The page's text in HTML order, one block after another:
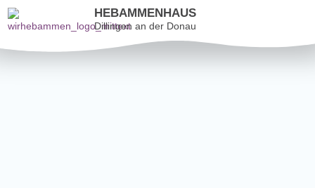
HEBAMMENHAUS
Dillingen an der Donau